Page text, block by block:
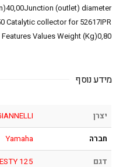
(outlet) diameter
Catalytic collector for 52617IPR
Features Values Weight (Kg)0,80
מידע נוסף
יצרן
חברה
Yamaha
דגם
125